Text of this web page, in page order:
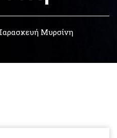
Μυρσίνη